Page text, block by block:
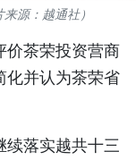
源：越通社）
价茶荣投资营商
化并认为茶荣省
续落实越共十三